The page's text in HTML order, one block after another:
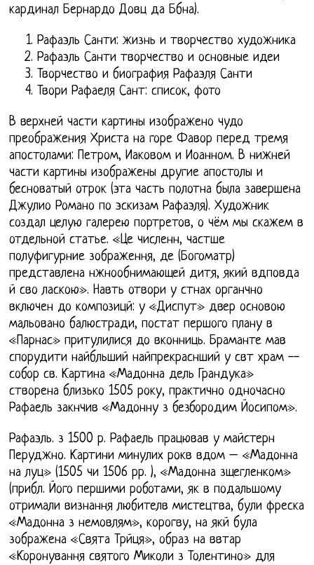
кардинал Бернардо Довц да Ббна).
Рафаэль Санти: жизнь и творчество художника
Рафаэль Санти творчество и основные идеи
Творчество и биография Рафаэля Санти
Твори Рафаеля Сант: список, фото
В верхней части картины изображено чудо
преображения Христа на горе Фавор перед тремя
апостолами: Петром, Иаковом и Иоанном. В нижней
части картины изображены другие апостолы и
бесноватый отрок (эта часть полотна была завершена
Джулио Романо по эскизам Рафаэля). Художник
создал целую галерею портретов, о чём мы скажем в
отдельной статье. «Це численн, частше
полуфигурние зображення, де (Богоматр)
представлена нжнообнимающей дитя, який вдповда
й сво ласкою». Навть отвори у стнах органчно
включен до композицй: у «Диспут» двер основою
мальовано балюстради, постат першого плану в
«Парнас» притулилися до вконниць. Браманте мав
спорудити найбльший найпрекраснший у свт храм --
собор св. Картина «Мадонна дель Грандука»
створена близько 1505 року, практично одночасно
Рафаель закнчив «Мадонну з безбородим Йосипом».
Рафаэль. з 1500 р. Рафаель працював у майстерн
Перуджно. Картини минулих рокв вдом – «Мадонна
на луц» (1505 чи 1506 рр. ), «Мадонна зщегленком»
(прибл. Його першими роботами, як в подальшому
отримали визнання любителв мистецтва, були фреска
«Мадонна з немовлям», корогву, на якй була
зображена «Свята Трйця», образ на ввтар
«Коронування святого Миколи з Толентино» для